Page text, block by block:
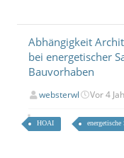
Abhängigkeit
bei energetischer
Bauvorhaben
websterwl Vor 4
HOAI energetische